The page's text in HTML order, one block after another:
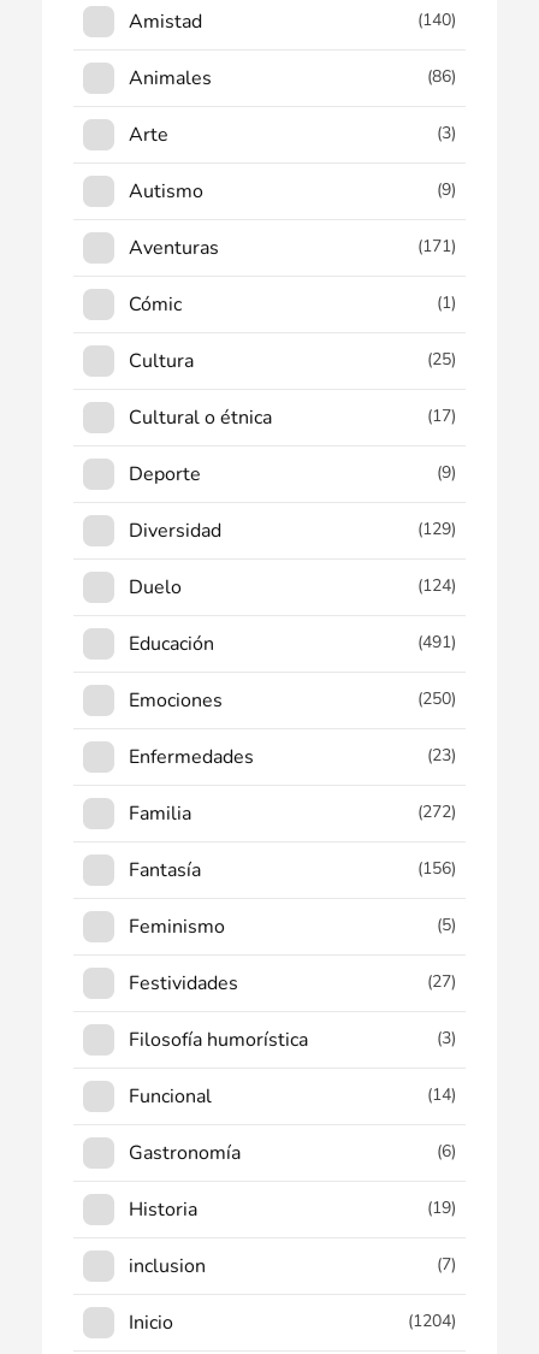
Amistad (140)
Animales (86)
Arte (3)
Autismo (9)
Aventuras (171)
Cómic (1)
Cultura (25)
Cultural o étnica (17)
Deporte (9)
Diversidad (129)
Duelo (124)
Educación (491)
Emociones (250)
Enfermedades (23)
Familia (272)
Fantasía (156)
Feminismo (5)
Festividades (27)
Filosofía humorística (3)
Funcional (14)
Gastronomía (6)
Historia (19)
inclusion (7)
Inicio (1204)